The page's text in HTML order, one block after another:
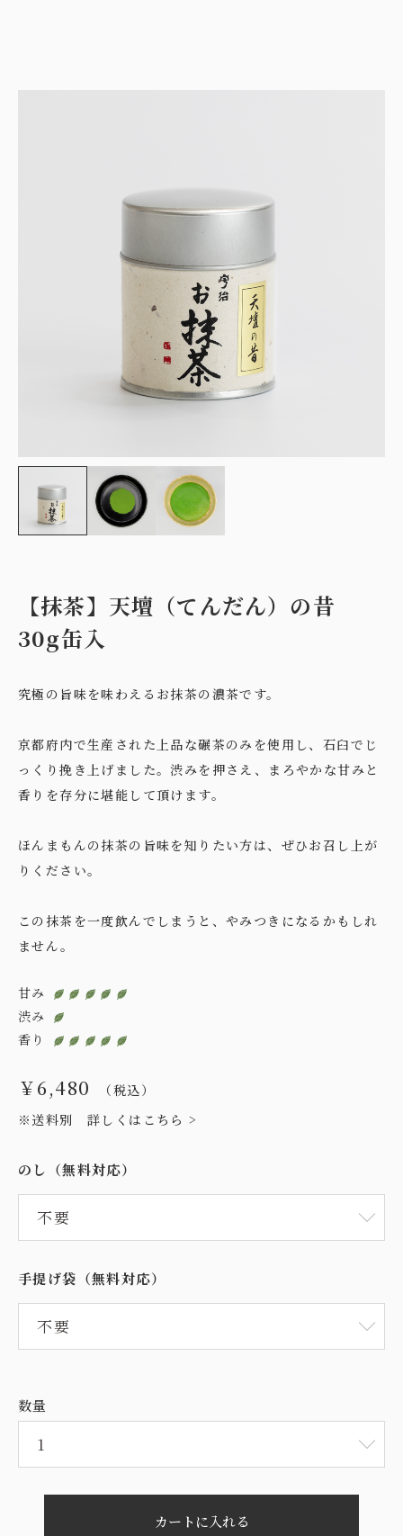
【抹茶】天壇（てんだん）の昔
30g缶入
究極の旨味を味わえるお抹茶の濃茶です。
京都府内で生産された上品な碾茶のみを使用し、石臼でじ
っくり挽き上げました。渋みを押さえ、まろやかな甘みと
香りを存分に堪能して頂けます。
ほんまもんの抹茶の旨味を知りたい方は、ぜひお召し上が
りください。
この抹茶を一度飲んでしまうと、やみつきになるかもしれ
ません。
甘み
渋み
香り
￥6,480
（税込）
※送料別 詳しくはこちら >
のし（無料対応）
手提げ袋（無料対応）
数量
カートに入れる